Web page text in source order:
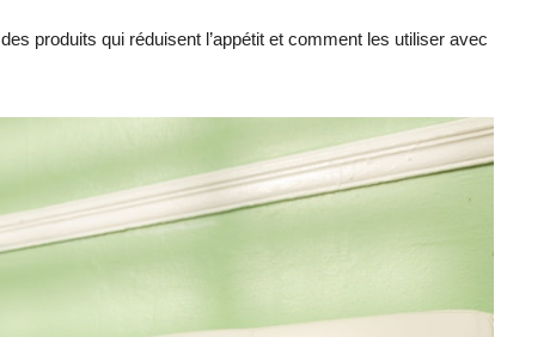
des produits qui réduisent l’appétit et comment les utiliser avec